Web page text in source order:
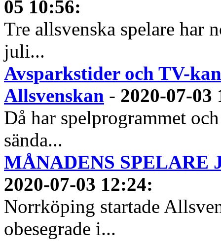
05 10:56:
Tre allsvenska spelare har
juli...
Avsparkstider och TV-
Allsvenskan - 2020-07-03
Då har spelprogrammet
sända...
MÅNADENS SPELARE
2020-07-03 12:24:
Norrköping startade
obesegrade i...